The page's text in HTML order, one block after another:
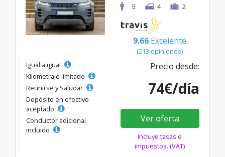
5
4 2
9.66 Excelente
(213 opiniones)
Igual a igual
Kilometraje limitado
Reunirse y Saludar
Depósito en efectivo
aceptado
Conductor adicional
incluido
Precio desde:
74€/día
Ver oferta
Incluye tasas e
impuestos. (VAT)